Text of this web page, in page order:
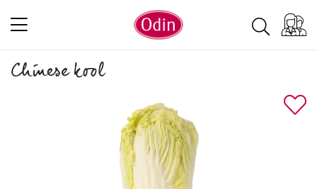
Chinese kool